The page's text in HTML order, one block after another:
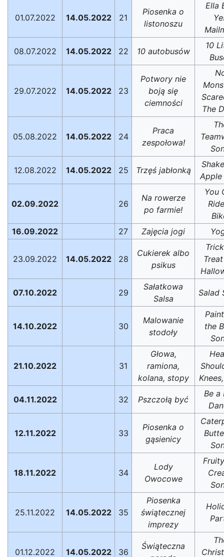
01.07.2022 14.05.2022 21
Piosenka o
listonoszu
Ella
08.07.2022 14.05.2022 22 10 autobusów
10
29.07.2022 14.05.2022 23
Potwory nie
boją się
ciemności
The
05.08.2022 14.05.2022 24
Praca
zespołowa!
12.08.2022 14.05.2022 25 Trzęś jabłonką
Apple
02.09.2022 26
Na rowerze
po farmie!
You
16.09.2022
27 Zajęcia jogi
23.09.2022 14.05.2022 28
Cukierek albo
psikus
07.10.2022 29
Sałatkowa
Salsa
Salad
14.10.2022 30
Malowanie
stodoły
the
21.10.2022 31
Głowa,
ramiona,
kolana, stopy
04.11.2022 32 Pszczołą być
Be a
12.11.2022 33
Piosenka o
gąsienicy
18.11.2022 34
Lody
Owocowe
25.11.2022 14.05.2022 35
Piosenka
świątecznej
imprezy
01.12.2022 14.05.2022 36
Świąteczna